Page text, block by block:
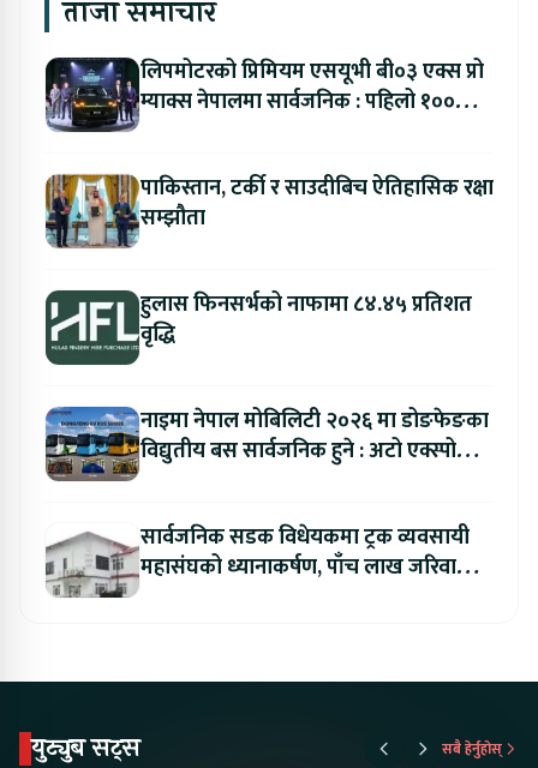
ताजा समाचार
लिपमोटरको प्रिमियम एसयूभी बी०३ एक्स प्रो
म्याक्स नेपालमा सार्वजनिक : पहिलो १००
पाकिस्तान, टर्की र साउदीबिच ऐतिहासिक रक्षा
सम्झौता
हुलास फिनसर्भको नाफामा ८४.४५ प्रतिशत
वृद्धि
नाइमा नेपाल मोबिलिटी २०२६ मा डोङफेङका
विद्युतीय बस सार्वजनिक हुने : अटो एक्स्पोमा
सार्वजनिक सडक विधेयकमा ट्रक व्यवसायी
महासंघको ध्यानाकर्षण, पाँच लाख जरिवाना
युट्युब सट्स सबै हेर्नुहोस्